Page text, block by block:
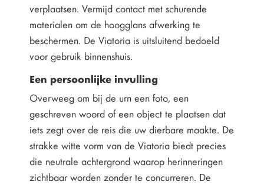
verplaatsen. Vermijd contact met schurende
materialen om de hoogglans afwerking te
beschermen. De Viatoria is uitsluitend bedoeld
voor gebruik binnenshuis.
Een persoonlijke invulling
Overweeg om bij de urn een foto, een
geschreven woord of een object te plaatsen dat
iets zegt over de reis die uw dierbare maakte. De
strakke witte vorm van de Viatoria biedt precies
die neutrale achtergrond waarop herinneringen
zichtbaar worden zonder te concurreren. De